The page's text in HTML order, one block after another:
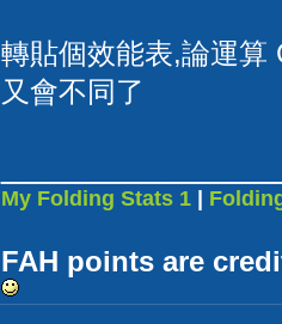
轉貼個效能表,論運算
又會不同了
My Folding Stats 1 |
FAH points are